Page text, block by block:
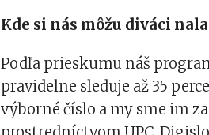
Kde si nás môžu diváci
Podľa prieskumu náš
pravidelne sleduje až 35
výborné číslo a my sme im